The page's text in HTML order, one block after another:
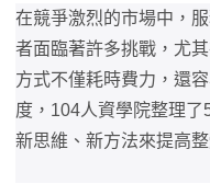
在競爭激烈的市場中，
者面臨著許多挑戰，尤
方式不僅耗時費力，還
度，104人資學院整理了
新思維、新方法來提高